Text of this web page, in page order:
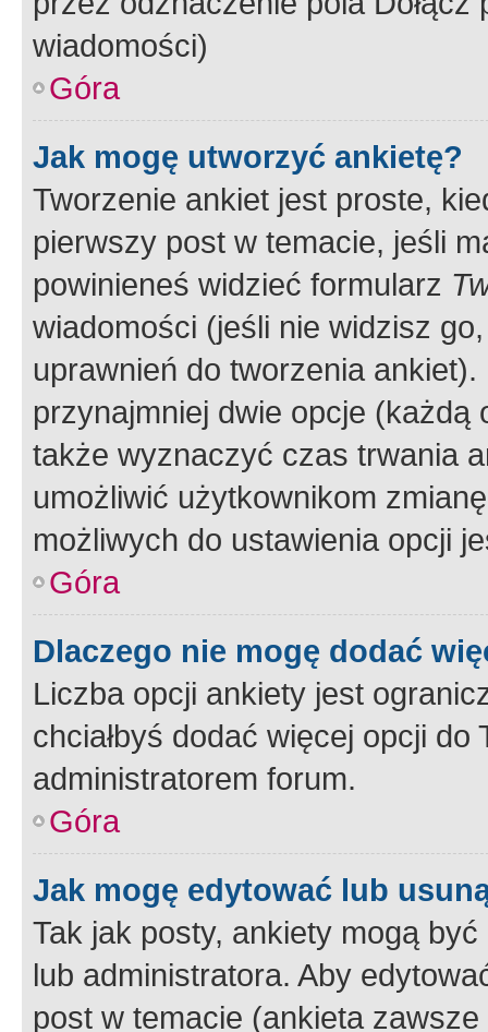
wiadomości)
Góra
Jak mogę utworzyć ankietę?
Tworzenie ankiet jest proste,
pierwszy post w temacie, jeśli
powinieneś widzieć formularz
wiadomości (jeśli nie widzisz
uprawnień do tworzenia
przynajmniej dwie opcje
także wyznaczyć czas trwania
umożliwić użytkownikom
możliwych do ustawienia opcji
Góra
Dlaczego nie mogę dodać
Liczba opcji ankiety jest
chciałbyś dodać więcej opcji
administratorem forum.
Góra
Jak mogę edytować lub
Tak jak posty, ankiety mogą
lub administratora. Aby
post w temacie (ankieta